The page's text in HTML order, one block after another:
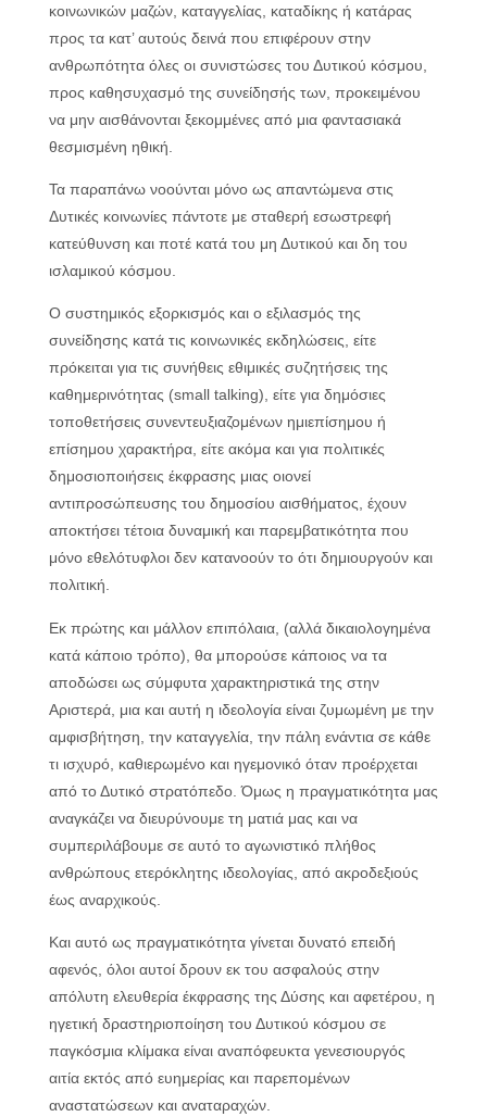
κοινωνικών μαζών, καταγγελίας, καταδίκης ή κατάρας
προς τα κατ’ αυτούς δεινά που επιφέρουν στην
ανθρωπότητα όλες οι συνιστώσες του Δυτικού κόσμου,
προς καθησυχασμό της συνείδησής των, προκειμένου
να μην αισθάνονται ξεκομμένες από μια φαντασιακά
θεσμισμένη ηθική.
Τα παραπάνω νοούνται μόνο ως απαντώμενα στις
Δυτικές κοινωνίες πάντοτε με σταθερή εσωστρεφή
κατεύθυνση και ποτέ κατά του μη Δυτικού και δη του
ισλαμικού κόσμου.
Ο συστημικός εξορκισμός και ο εξιλασμός της
συνείδησης κατά τις κοινωνικές εκδηλώσεις, είτε
πρόκειται για τις συνήθεις εθιμικές συζητήσεις της
καθημερινότητας (small talking), είτε για δημόσιες
τοποθετήσεις συνεντευξιαζομένων ημιεπίσημου ή
επίσημου χαρακτήρα, είτε ακόμα και για πολιτικές
δημοσιοποιήσεις έκφρασης μιας οιονεί
αντιπροσώπευσης του δημοσίου αισθήματος, έχουν
αποκτήσει τέτοια δυναμική και παρεμβατικότητα που
μόνο εθελότυφλοι δεν κατανοούν το ότι δημιουργούν και
πολιτική.
Εκ πρώτης και μάλλον επιπόλαια, (αλλά δικαιολογημένα
κατά κάποιο τρόπο), θα μπορούσε κάποιος να τα
αποδώσει ως σύμφυτα χαρακτηριστικά της στην
Αριστερά, μια και αυτή η ιδεολογία είναι ζυμωμένη με την
αμφισβήτηση, την καταγγελία, την πάλη ενάντια σε κάθε
τι ισχυρό, καθιερωμένο και ηγεμονικό όταν προέρχεται
από το Δυτικό στρατόπεδο. Όμως η πραγματικότητα μας
αναγκάζει να διευρύνουμε τη ματιά μας και να
συμπεριλάβουμε σε αυτό το αγωνιστικό πλήθος
ανθρώπους ετερόκλητης ιδεολογίας, από ακροδεξιούς
έως αναρχικούς.
Και αυτό ως πραγματικότητα γίνεται δυνατό επειδή
αφενός, όλοι αυτοί δρουν εκ του ασφαλούς στην
απόλυτη ελευθερία έκφρασης της Δύσης και αφετέρου, η
ηγετική δραστηριοποίηση του Δυτικού κόσμου σε
παγκόσμια κλίμακα είναι αναπόφευκτα γενεσιουργός
αιτία εκτός από ευημερίας και παρεπομένων
αναστατώσεων και αναταραχών.